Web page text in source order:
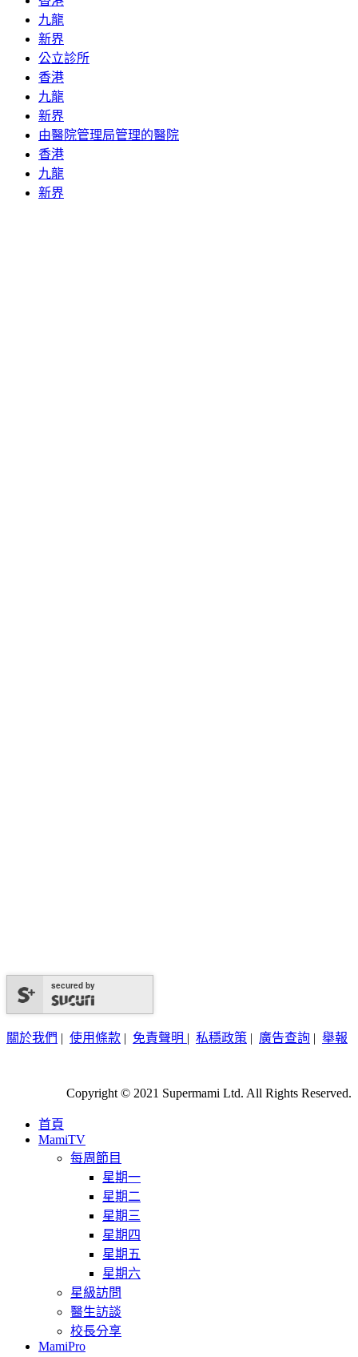
九龍
新界
公立診所
香港
九龍
新界
由醫院管理局管理的醫院
香港
九龍
新界
secured by
關於我們 | 使用條款 | 免責聲明 | 私穩政策 | 廣告查詢 | 舉報
Copyright © 2021 Supermami Ltd. All Rights Reserved.
首頁
MamiTV
每周節目
星期一
星期二
星期三
星期四
星期五
星期六
星級訪問
醫生訪談
校長分享
MamiPro